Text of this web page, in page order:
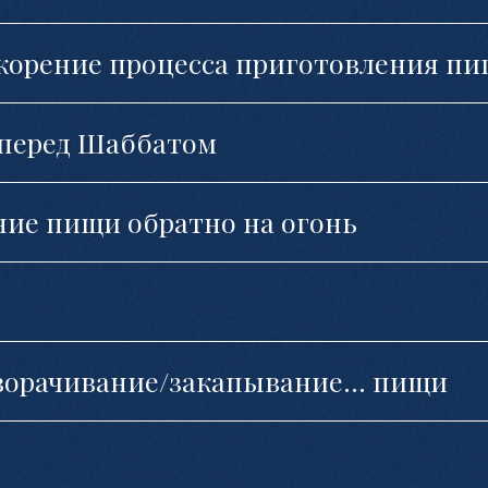
процесса приготовления
Шаббатом
пищи обратно на огонь
закапывание… пищи